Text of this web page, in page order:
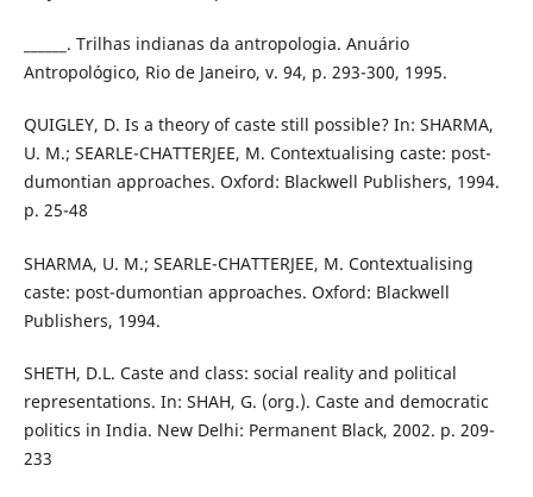
______. Trilhas indianas da antropologia. Anuário
Antropológico, Rio de Janeiro, v. 94, p. 293-300, 1995.
QUIGLEY, D. Is a theory of caste still possible? In: SHARMA,
U. M.; SEARLE-CHATTERJEE, M. Contextualising caste: post-
dumontian approaches. Oxford: Blackwell Publishers, 1994.
p. 25-48
SHARMA, U. M.; SEARLE-CHATTERJEE, M. Contextualising
caste: post-dumontian approaches. Oxford: Blackwell
Publishers, 1994.
SHETH, D.L. Caste and class: social reality and political
representations. In: SHAH, G. (org.). Caste and democratic
politics in India. New Delhi: Permanent Black, 2002. p. 209-
233